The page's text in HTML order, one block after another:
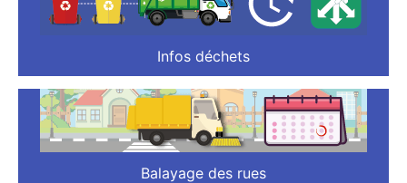
Infos déchets
Balayage des rues